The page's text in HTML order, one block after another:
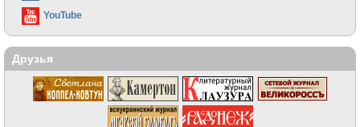
YouTube
Друзья